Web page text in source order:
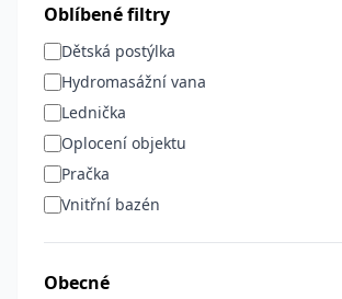
Oblíbené filtry
Dětská postýlka
Hydromasážní vana
Lednička
Oplocení objektu
Pračka
Vnitřní bazén
Obecné